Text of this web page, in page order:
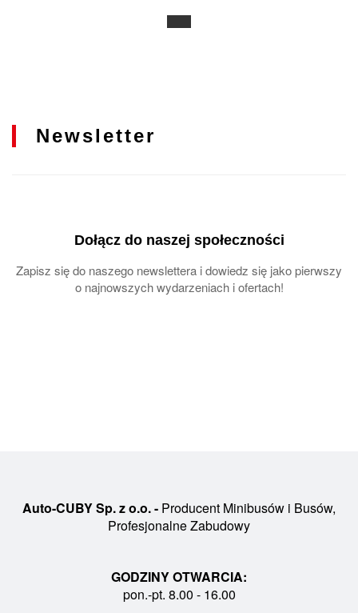
Newsletter
Dołącz do naszej społeczności
Zapisz się do naszego newslettera i dowiedz się jako pierwszy
o najnowszych wydarzeniach i ofertach!
Auto-CUBY Sp. z o.o. - Producent Minibusów i Busów,
Profesjonalne Zabudowy
GODZINY OTWARCIA:
pon.-pt. 8.00 - 16.00